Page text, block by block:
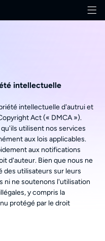
intellectuelle
intellectuelle d'autrui et
Act (« DMCA »).
utilisent nos services
aux lois applicables.
aux notifications
d'auteur. Bien que nous ne
des utilisateurs sur leurs
ni ne soutenons l'utilisation
y compris la
protégé par le droit